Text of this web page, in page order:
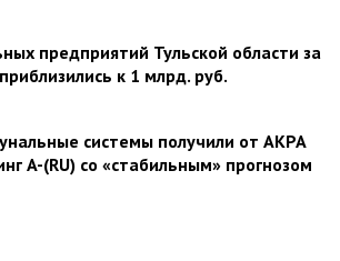
предприятий Тульской области за
к 1 млрд. руб.
системы получили от АКРА
A-(RU) со «стабильным» прогнозом